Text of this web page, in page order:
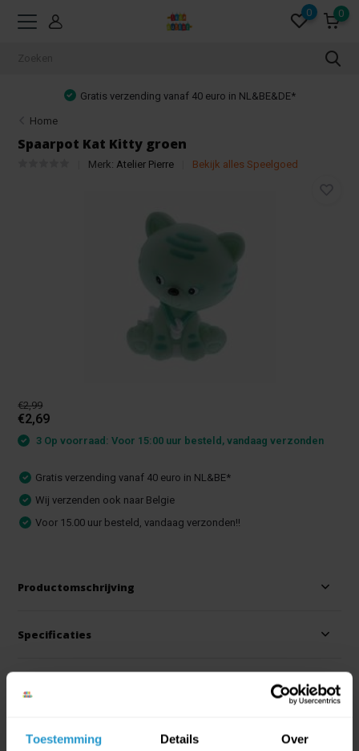
Toestemming Details Over
0 0
Gratis verzending vanaf 40 euro in NL&BE&DE*
Home
Spaarpot Kat Kitty groen
Merk: Atelier Pierre Bekijk alles Speelgoed
€2,99
€2,69
3 Op voorraad: Voor 15:00 uur besteld, vandaag verzonden
Gratis verzending vanaf 40 euro in NL&BE*
Wij verzenden ook naar Belgie
Voor 15.00 uur besteld, vandaag verzonden!!
Productomschrijving
Specificaties